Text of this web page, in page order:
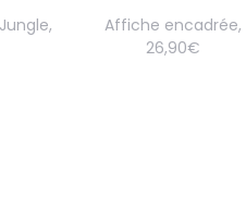
Affiche encadrée,
26,90€